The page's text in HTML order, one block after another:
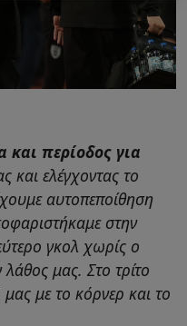
και περίοδος για
και ελέγχοντας το
αυτοπεποίθηση
στην
γκολ χωρίς ο
μας. Στο τρίτο
με το κόρνερ και το